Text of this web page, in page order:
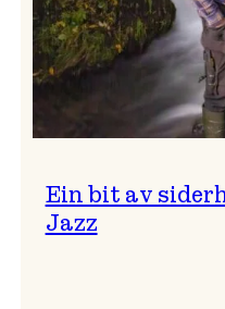
Ein bit av
Jazz